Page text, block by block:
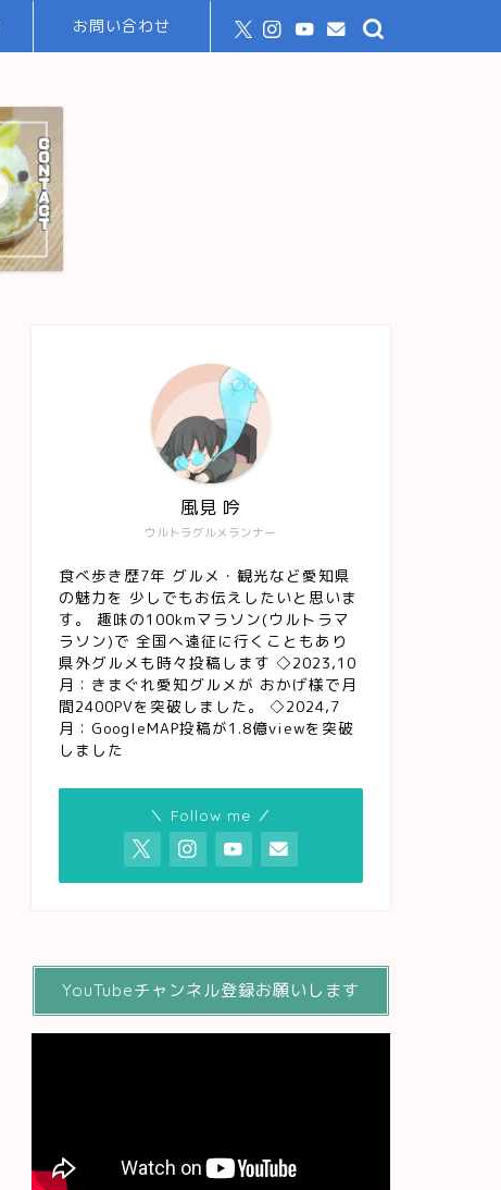
お問い合わせ
ウルトラグルメランナー
風見 吟
食べ歩き歴7年 グルメ・観光など愛知県
の魅力を 少しでもお伝えしたいと思いま
す。 趣味の100kmマラソン(ウルトラマ
ラソン)で 全国へ遠征に行くこともあり
県外グルメも時々投稿します ◇2023,10
月：きまぐれ愛知グルメが おかげ様で月
間2400PVを突破しました。 ◇2024,7
月：GoogleMAP投稿が1.8億viewを突破
しました
＼ Follow me ／
YouTubeチャンネル登録お願いします